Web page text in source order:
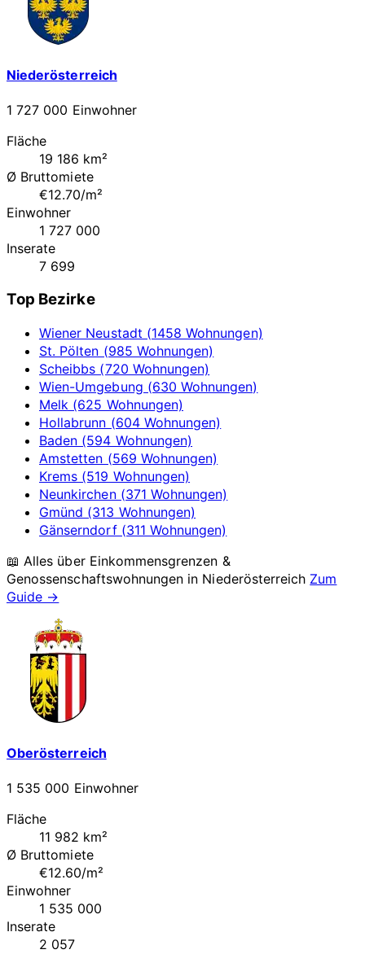
Niederösterreich
1 727 000 Einwohner
Fläche
19 186 km²
Ø Bruttomiete
€12.70/m²
Einwohner
1 727 000
Inserate
7 699
Top Bezirke
Wiener Neustadt (1458 Wohnungen)
St. Pölten (985 Wohnungen)
Scheibbs (720 Wohnungen)
Wien-Umgebung (630 Wohnungen)
Melk (625 Wohnungen)
Hollabrunn (604 Wohnungen)
Baden (594 Wohnungen)
Amstetten (569 Wohnungen)
Krems (519 Wohnungen)
Neunkirchen (371 Wohnungen)
Gmünd (313 Wohnungen)
Gänserndorf (311 Wohnungen)
📖 Alles über Einkommensgrenzen &
Genossenschaftswohnungen in Niederösterreich Zum
Guide →
Oberösterreich
1 535 000 Einwohner
Fläche
11 982 km²
Ø Bruttomiete
€12.60/m²
Einwohner
1 535 000
Inserate
2 057